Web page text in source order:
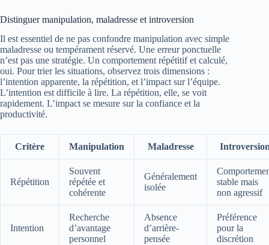
Distinguer manipulation, maladresse et introversion
Il est essentiel de ne pas confondre manipulation avec simple
maladresse ou tempérament réservé. Une erreur ponctuelle
n’est pas une stratégie. Un comportement répétitif et calculé,
oui. Pour trier les situations, observez trois dimensions :
l’intention apparente, la répétition, et l’impact sur l’équipe.
L’intention est difficile à lire. La répétition, elle, se voit
rapidement. L’impact se mesure sur la confiance et la
productivité.
Critère Manipulation Maladresse
Répétition
Souvent
répétée et
cohérente
Généralement
isolée
stable mais
non agressif
Intention
Recherche
d’avantage
personnel
Absence
d’arrière-
pensée
Préférence
pour la
discrétion